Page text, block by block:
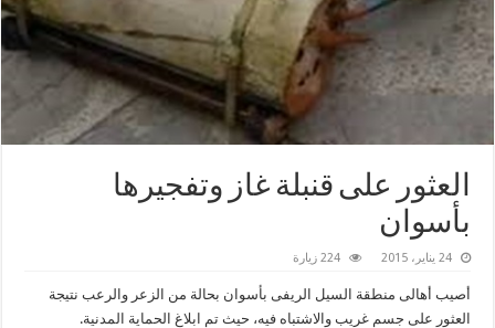
العثور على قنبلة غاز وتفجيرها
بأسوان
24 يناير، 2015 224 زيارة
أصيب أهالى منطقة السيل الريفى بأسوان بحالة من الزعر والرعب نتيجة
العثور على جسم غريب والاشتباه فيه، حيث تم ابلاغ الحماية المدنية.